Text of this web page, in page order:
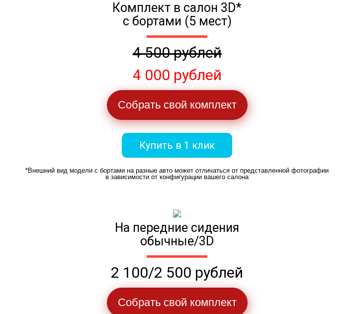
Комплект в салон 3D*
с бортами (5 мест)
4 500 рублей
4 000 рублей
Собрать свой комплект
Купить в 1 клик
*Внешний вид модели с бортами на разные авто может отличаться от представленной фотографии
в зависимости от конфигурации вашего салона
На передние сидения
обычные/3D
2 100/2 500 рублей
Собрать свой комплект